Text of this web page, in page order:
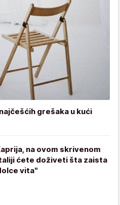
grešaka u kući
na ovom skrivenom
ćete doživeti šta zaista
vita"